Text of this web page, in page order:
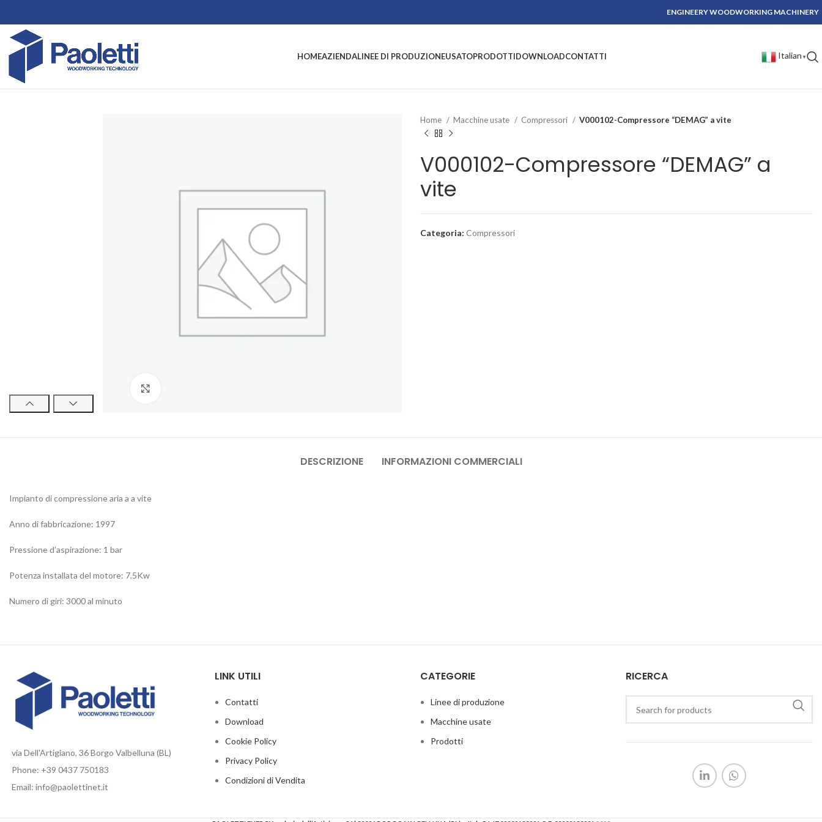
ENGINEERY WOODWORKING MACHINERY
HOMEAZIENDALINEE DI PRODUZIONEUSATOPRODOTTIDOWNLOADCONTATTI Italian ▼
Home Macchine usate Compressori V000102-Compressore “DEMAG” a vite
V000102-Compressore “DEMAG” a
vite
Categoria: Compressori
DESCRIZIONE INFORMAZIONI COMMERCIALI
Impianto di compressione aria a a vite
Anno di fabbricazione: 1997
Pressione d’aspirazione: 1 bar
Potenza installata del motore: 7,5Kw
Numero di giri: 3000 al minuto
via Dell'Artigiano, 36 Borgo Valbelluna (BL)
Phone: +39 0437 750183
Email: info@paolettinet.it
LINK UTILI
Contatti
Download
Cookie Policy
Privacy Policy
Condizioni di Vendita
CATEGORIE
Linee di produzione
Macchine usate
Prodotti
RICERCA